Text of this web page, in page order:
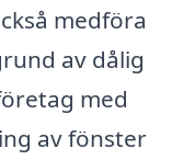
medföra
av dålig
med
av fönster